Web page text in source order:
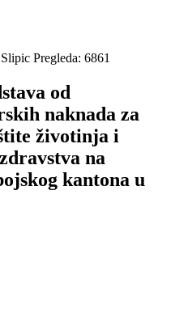
Pregleda: 6861
od
naknada za
životinja i
na
kantona u